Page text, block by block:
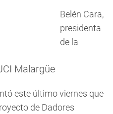
Malargüe
Belén Cara,
presidenta
de la
este último viernes que
de Dadores